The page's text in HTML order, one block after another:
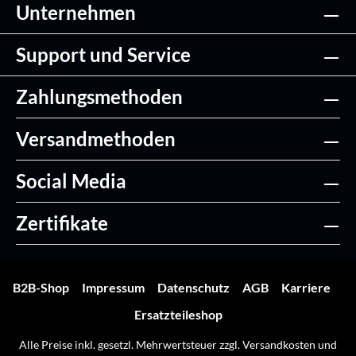
Unternehmen
Support und Service
Zahlungsmethoden
Versandmethoden
Social Media
Zertifikate
B2B-Shop Impressum Datenschutz AGB
Karriere
Ersatzteileshop
Alle Preise inkl. gesetzl. Mehrwertsteuer zzgl.Versandkosten und